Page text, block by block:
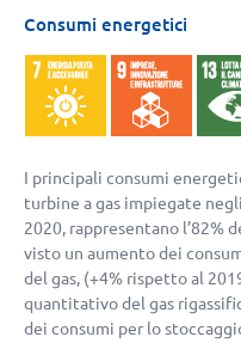
Consumi energetici
I principali consumi
turbine a gas impiegate
2020, rappresentano l’82%
visto un aumento dei
del gas, (+4% rispetto al
quantitativo del gas
dei consumi per lo